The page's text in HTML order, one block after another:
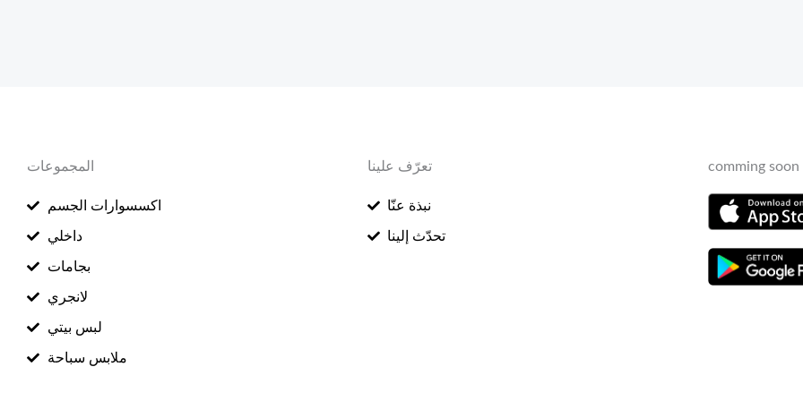
المجموعات
اكسسوارات الجسم
داخلي
بجامات
لانجري
لبس بيتي
ملابس سباحة
تعرّف علينا
نبذة عنّا
تحدّث إلينا
comming soon